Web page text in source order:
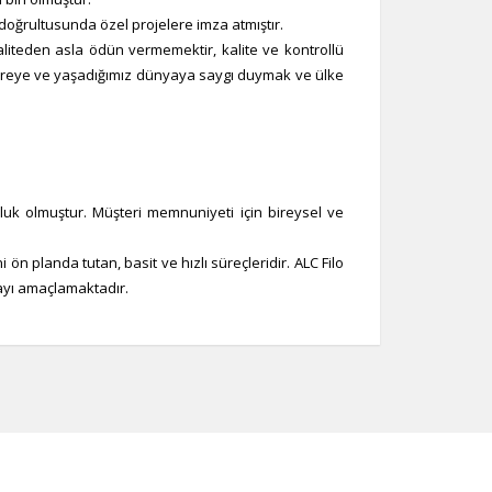
özel projelere imza atmıştır.
asla ödün vermemektir, kalite ve kontrollü
ve yaşadığımız dünyaya saygı duymak ve ülke
olmuştur. Müşteri memnuniyeti için bireysel ve
planda tutan, basit ve hızlı süreçleridir. ALC Filo
amaçlamaktadır.